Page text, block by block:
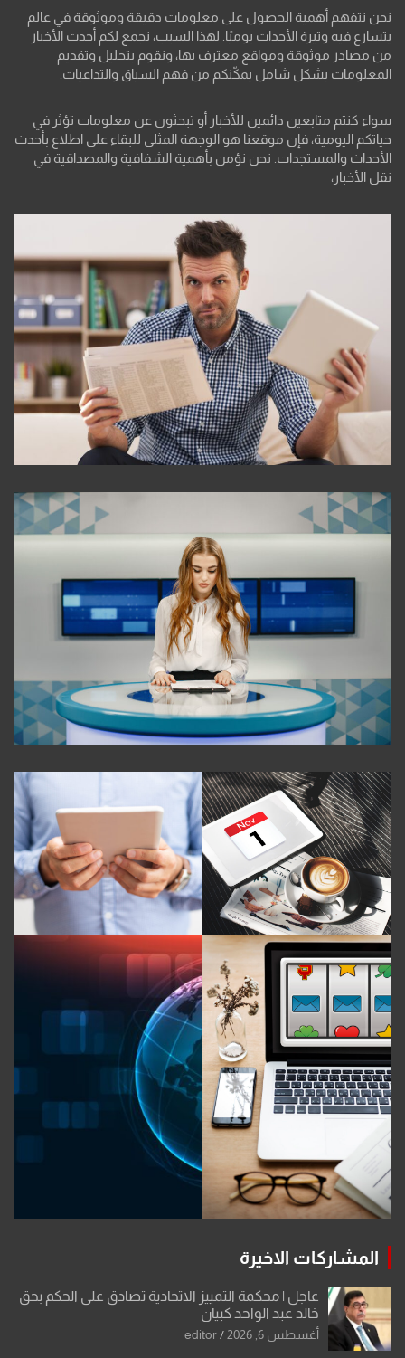
نحن نتفهم أهمية الحصول على معلومات دقيقة وموثوقة في عالم
يتسارع فيه وتيرة الأحداث يوميًا. لهذا السبب، نجمع لكم أحدث الأخبار
من مصادر موثوقة ومواقع معترف بها، ونقوم بتحليل وتقديم
المعلومات بشكل شامل يمكّنكم من فهم السياق والتداعيات.
سواء كنتم متابعين دائمين للأخبار أو تبحثون عن معلومات تؤثر في
حياتكم اليومية، فإن موقعنا هو الوجهة المثلى للبقاء على اطلاع بأحدث
الأحداث والمستجدات. نحن نؤمن بأهمية الشفافية والمصداقية في
نقل الأخبار،
المشاركات الاخيرة
عاجل | محكمة التمييز الاتحادية تصادق على الحكم بحق
خالد عبد الواحد كبيان
أغسطس 6, 2026 editor